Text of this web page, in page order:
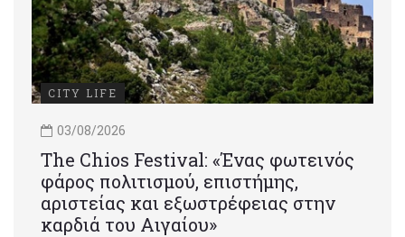
CITY LIFE
03/08/2026
Τhe Chios Festival: «Ένας φωτεινός
φάρος πολιτισμού, επιστήμης,
αριστείας και εξωστρέφειας στην
καρδιά του Αιγαίου»